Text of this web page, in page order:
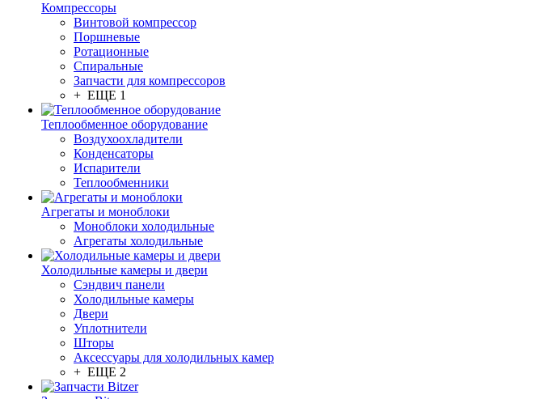
Компрессоры
Винтовой компрессор
Поршневые
Ротационные
Спиральные
Запчасти для компрессоров
+ ЕЩЕ 1
Теплообменное оборудование
Воздухоохладители
Конденсаторы
Испарители
Теплообменники
Агрегаты и моноблоки
Моноблоки холодильные
Агрегаты холодильные
Холодильные камеры и двери
Сэндвич панели
Холодильные камеры
Двери
Уплотнители
Шторы
Аксессуары для холодильных камер
+ ЕЩЕ 2